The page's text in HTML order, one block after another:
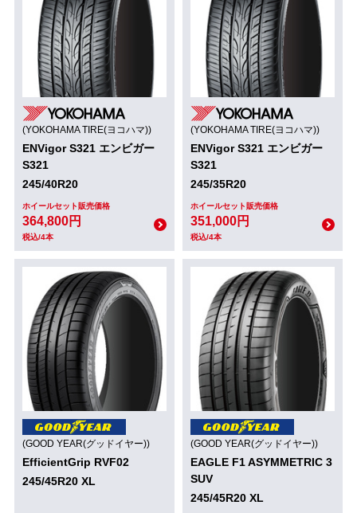
(YOKOHAMA TIRE(ヨコハマ))
ENVigor S321 エンビガー
S321
245/40R20
ホイールセット販売価格
364,800円
税込/4本
(YOKOHAMA TIRE(ヨコハマ))
ENVigor S321 エンビガー
S321
245/35R20
ホイールセット販売価格
351,000円
税込/4本
(GOOD YEAR(グッドイヤー))
EfficientGrip RVF02
245/45R20 XL
(GOOD YEAR(グッドイヤー))
EAGLE F1 ASYMMETRIC 3
SUV
245/45R20 XL